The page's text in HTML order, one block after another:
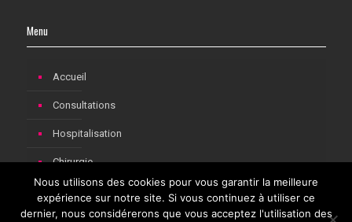
Menu
Accueil
Consultations
Hospitalisation
Chirurgie
Consultations pédiatriques à Rochefort
Contact
Nous utilisons des cookies pour vous garantir la meilleure
expérience sur notre site. Si vous continuez à utiliser ce
dernier, nous considérerons que vous acceptez l'utilisation des